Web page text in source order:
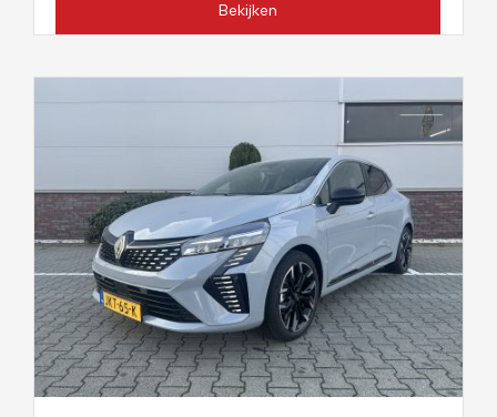
Bekijken